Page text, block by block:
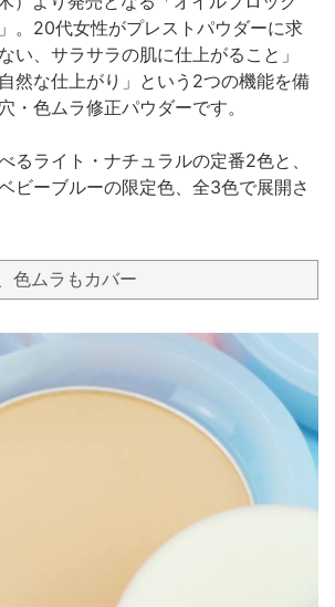
。20代女性がプレストパウダーに求
い、サラサラの肌に仕上がること」
然な仕上がり」という2つの機能を備
・色ムラ修正パウダーです。
るライト・ナチュラルの定番2色と、
ビーブルーの限定色、全3色で展開さ
色ムラもカバー